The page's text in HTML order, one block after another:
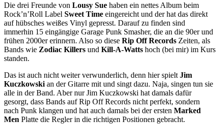
Die drei Freunde von Lousy Sue haben ein nettes Album beim
Rock’n’Roll Label Sweet Time eingereicht und der hat das direkt
auf hübsches weißes Vinyl gepresst. Darauf zu finden sind
immerhin 15 eingängige Garage Punk Smasher, die an die 90er und
frühen 2000er erinnern. Also so diese Rip Off Records Zeiten, als
Bands wie Zodiac Killers und Kill-A-Watts hoch (bei mir) im Kurs
standen.
Das ist auch nicht weiter verwunderlich, denn hier spielt Jim
Kuczkowski an der Gitarre mit und singt dazu. Naja, singen tun sie
alle in der Band. Aber nur Jim Kuczkowski hat damals dafür
gesorgt, dass Bands auf Rip Off Records nicht perfekt, sondern
nach Punk klangen und hat auch damals bei der ersten Marked
Men Platte die Regler in die richtigen Positionen gebracht.